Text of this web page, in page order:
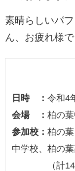
素晴らしいパ
ん、お疲れ様で
日時 ： 令和4
会場 ： 柏の
参加校： 柏の
中学校、柏の
（計140